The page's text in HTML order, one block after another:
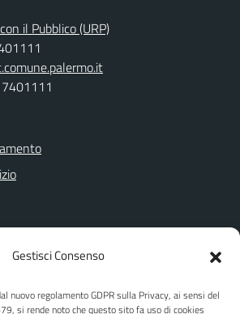
Gestisci Consenso
nuovo regolamento GDPR sulla Privacy, ai sensi del
si rende noto che questo sito fa uso di cookies
il Pubblico (URP)